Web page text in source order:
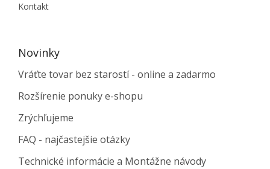
Kontakt
Novinky
Vráťte tovar bez starostí - online a zadarmo
Rozšírenie ponuky e-shopu
Zrýchľujeme
FAQ - najčastejšie otázky
Technické informácie a Montážne návody